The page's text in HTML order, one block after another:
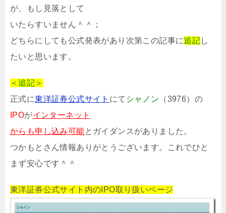
が、もし見落として
いたらすいません＾＾；
どちらにしても公式発表があり次第この記事に追記し
たいと思います。
＜追記＞
正式に東洋証券公式サイト にて シャノン （3976）の
IPOがインターネット
からも申し込み可能とガイダンスがありました。
つかもとさん情報ありがとうございます。これでひと
まず安心です＾＾
東洋証券公式サイト内のIPO取り扱いページ